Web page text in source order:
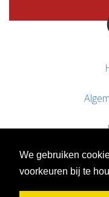
We gebruiken
voorkeuren bij te